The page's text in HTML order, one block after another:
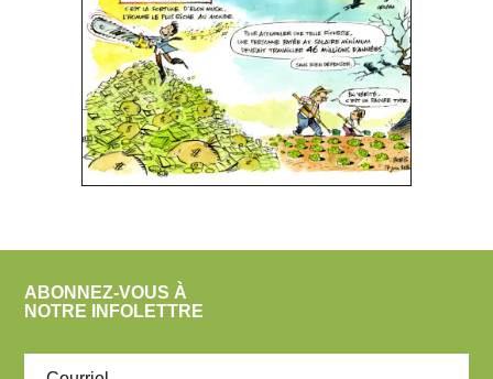
ABONNEZ-VOUS À
NOTRE INFOLETTRE